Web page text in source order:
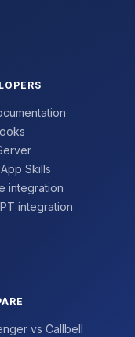
Skills
integration
integration
vs Callbell